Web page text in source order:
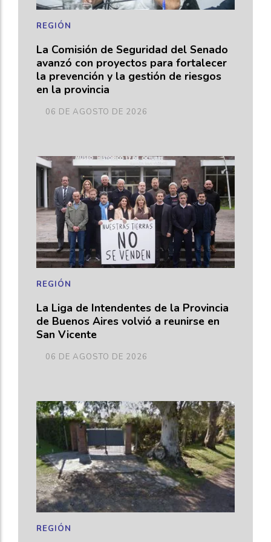
La Comisión de Seguridad del Senado
avanzó con proyectos para fortalecer
la prevención y la gestión de riesgos
en la provincia
REGIÓN
06 DE AGOSTO DE 2026
La Liga de Intendentes de la Provincia
de Buenos Aires volvió a reunirse en
San Vicente
REGIÓN
06 DE AGOSTO DE 2026
REGIÓN